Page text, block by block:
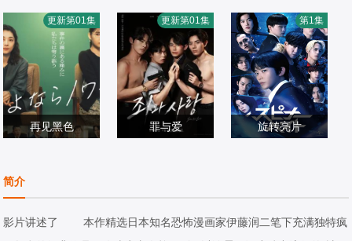
志恩,成伊言,朴率
拉,徐道永,全胜彬
日韩剧
2026/韩国
芳村宗治郎,平川
圣大,驹井莲,今井
柊斗,大下ヒロト
日韩剧
2026/日本
辉,桃月梨子,武田
航平,岛崎遥香,滨
田麻里,高岛礼子
日韩剧
2026/日本
再见黑色
冈山天音,户田惠
子,渡部笃郎
日韩剧
2026/日本
更新第01集
罪与爱
2026/韩国
更新第01集
旋转亮片
伊藤明日阳,桃儿,
吉泽要人,骏河太
2026/日本
第1集
简介
影片讲述了 本作精选日本知名恐怖漫画家伊藤润二笔下充满独特疯